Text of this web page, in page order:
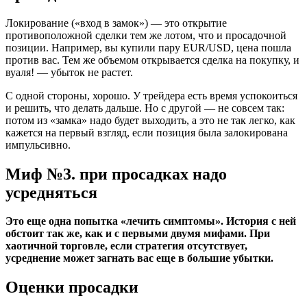
Локирование («вход в замок») — это открытие
противоположной сделки тем же лотом, что и просадочной
позиции. Например, вы купили пару EUR/USD, цена пошла
против вас. Тем же объемом открывается сделка на покупку, и
вуаля! — убыток не растет.
С одной стороны, хорошо. У трейдера есть время успокоиться
и решить, что делать дальше. Но с другой — не совсем так:
потом из «замка» надо будет выходить, а это не так легко, как
кажется на первый взгляд, если позиция была залокирована
импульсивно.
Миф №3. при просадках надо
усредняться
Это еще одна попытка «лечить симптомы». История с ней
обстоит так же, как и с первыми двумя мифами. При
хаотичной торговле, если стратегия отсутствует,
усреднение может загнать вас еще в большие убытки.
Оценки просадки